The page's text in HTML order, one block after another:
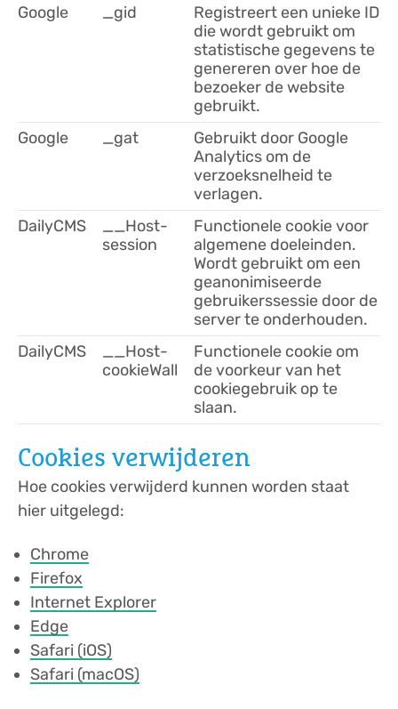
Google
_gid
Registreert een unieke ID
die wordt gebruikt om
statistische gegevens te
genereren over hoe de
bezoeker de website
gebruikt.
Google
_gat
Gebruikt door Google
Analytics om de
verzoeksnelheid te
verlagen.
DailyCMS
__Host-
session
Functionele cookie voor
algemene doeleinden.
Wordt gebruikt om een
geanonimiseerde
gebruikerssessie door de
server te onderhouden.
DailyCMS
__Host-
cookieWall
Functionele cookie om
de voorkeur van het
cookiegebruik op te
slaan.
Cookies verwijderen
Hoe cookies verwijderd kunnen worden staat
hier uitgelegd:
Chrome
Firefox
Internet Explorer
Edge
Safari (iOS)
Safari (macOS)